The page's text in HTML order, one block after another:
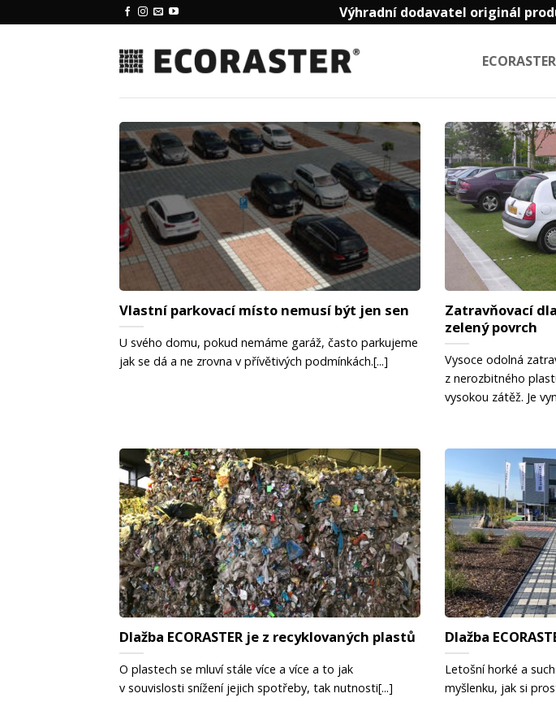
na
Výhradní dodavatel originál
ECORASTER
Vlastní parkovací místo nemusí být jen sen
U svého domu, pokud nemáme garáž, často parkujeme
jak se dá a ne zrovna v přívětivých podmínkách.[...]
Zatravňovací
zelený povrch
Vysoce odolná
z nerozbitného
vysokou zátěž. Je
Dlažba ECORASTER je z recyklovaných plastů
O plastech se mluví stále více a více a to jak
v souvislosti snížení jejich spotřeby, tak nutnosti[...]
Dlažba
Letošní horké a
myšlenku, jak si